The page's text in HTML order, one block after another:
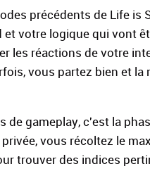
précédents de Life is
votre logique qui vont
les réactions de votre
vous partez bien et
gameplay, c'est la
vous récoltez le
trouver des indices